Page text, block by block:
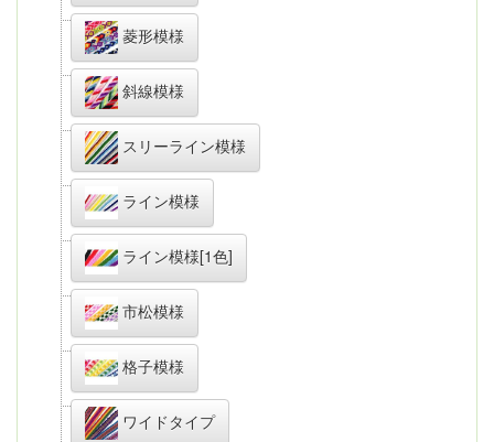
菱形模様
斜線模様
スリーライン模様
ライン模様
ライン模様[1色]
市松模様
格子模様
ワイドタイプ